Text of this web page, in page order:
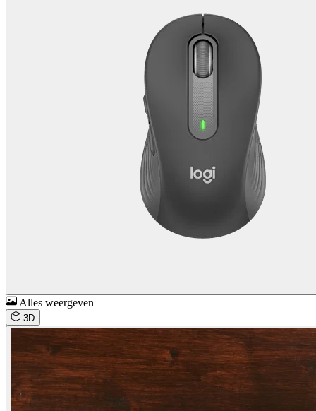
Alles weergeven
3D